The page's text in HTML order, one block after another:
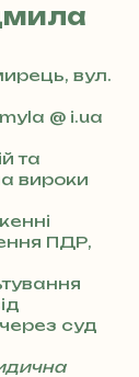
вул.
@ i.ua
та
вироки
ПДР,
суд